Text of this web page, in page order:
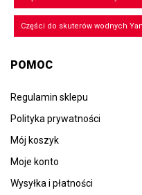
Części do skuterów wodnych
POMOC
Regulamin sklepu
Polityka prywatności
Mój koszyk
Moje konto
Wysyłka i płatności